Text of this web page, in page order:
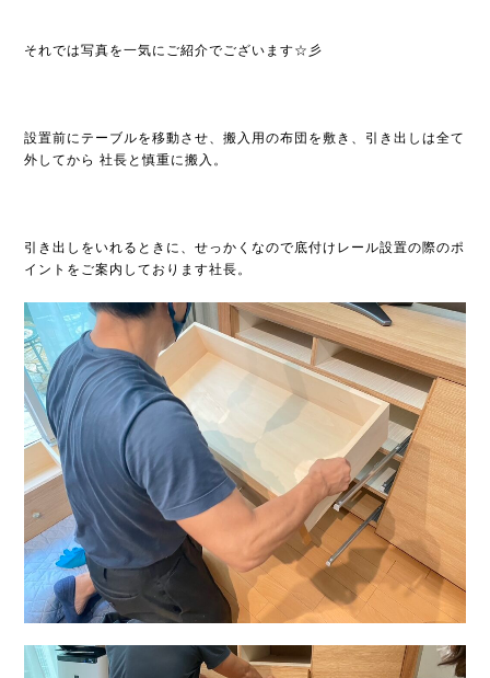
それでは写真を一気にご紹介でございます☆彡
設置前にテーブルを移動させ、搬入用の布団を敷き、引き出しは全て
外してから 社長と慎重に搬入。
引き出しをいれるときに、せっかくなので底付けレール設置の際のポ
イントをご案内しております社長。